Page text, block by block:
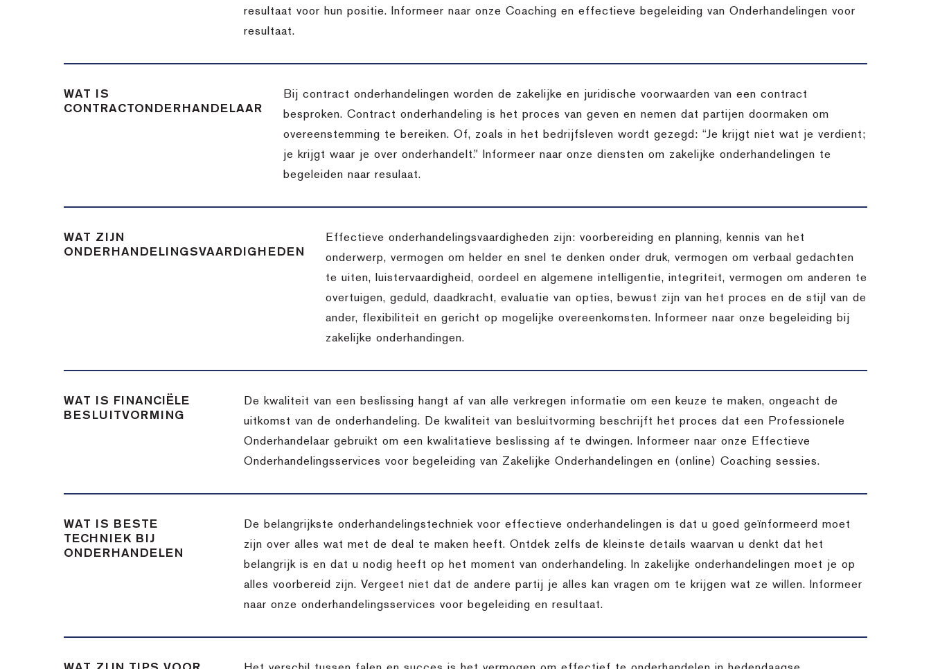
resultaat voor hun positie. Informeer naar onze Coaching en effectieve begeleiding van Onderhandelingen voor
resultaat.
WAT IS
CONTRACTONDERHANDELAAR
Bij contract onderhandelingen worden de zakelijke en juridische voorwaarden van een contract
besproken. Contract onderhandeling is het proces van geven en nemen dat partijen doormaken om
overeenstemming te bereiken. Of, zoals in het bedrijfsleven wordt gezegd: “Je krijgt niet wat je verdient;
je krijgt waar je over onderhandelt.” Informeer naar onze diensten om zakelijke onderhandelingen te
begeleiden naar resulaat.
WAT ZIJN
ONDERHANDELINGSVAARDIGHEDEN
Effectieve onderhandelingsvaardigheden zijn: voorbereiding en planning, kennis van het
onderwerp, vermogen om helder en snel te denken onder druk, vermogen om verbaal gedachten
te uiten, luistervaardigheid, oordeel en algemene intelligentie, integriteit, vermogen om anderen te
overtuigen, geduld, daadkracht, evaluatie van opties, bewust zijn van het proces en de stijl van de
ander, flexibiliteit en gericht op mogelijke overeenkomsten. Informeer naar onze begeleiding bij
zakelijke onderhandingen.
WAT IS FINANCIËLE
BESLUITVORMING
De kwaliteit van een beslissing hangt af van alle verkregen informatie om een keuze te maken, ongeacht de
uitkomst van de onderhandeling. De kwaliteit van besluitvorming beschrijft het proces dat een Professionele
Onderhandelaar gebruikt om een kwalitatieve beslissing af te dwingen. Informeer naar onze Effectieve
Onderhandelingsservices voor begeleiding van Zakelijke Onderhandelingen en (online) Coaching sessies.
WAT IS BESTE
TECHNIEK BIJ
ONDERHANDELEN
De belangrijkste onderhandelingstechniek voor effectieve onderhandelingen is dat u goed geïnformeerd moet
zijn over alles wat met de deal te maken heeft. Ontdek zelfs de kleinste details waarvan u denkt dat het
belangrijk is en dat u nodig heeft op het moment van onderhandeling. In zakelijke onderhandelingen moet je op
alles voorbereid zijn. Vergeet niet dat de andere partij je alles kan vragen om te krijgen wat ze willen. Informeer
naar onze onderhandelingsservices voor begeleiding en resultaat.